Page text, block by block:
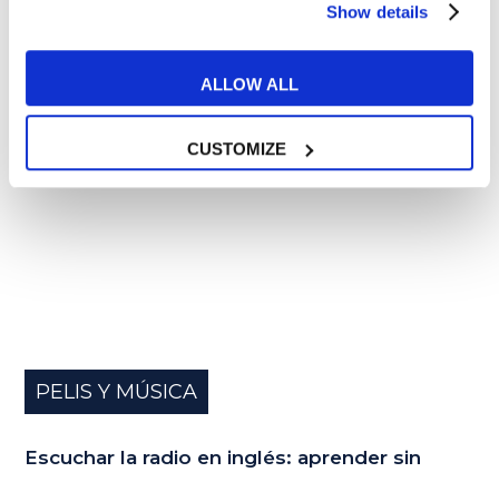
Show details
ALLOW ALL
CUSTOMIZE
MAR
PELIS Y MÚSICA
Escuchar la radio en inglés: aprender sin